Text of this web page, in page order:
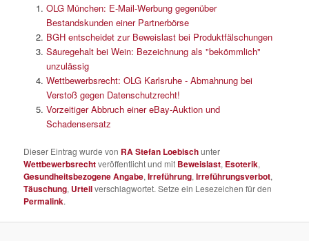
OLG München: E-Mail-Werbung gegenüber
Bestandskunden einer Partnerbörse
BGH entscheidet zur Beweislast bei Produktfälschungen
Säuregehalt bei Wein: Bezeichnung als "bekömmlich"
unzulässig
Wettbewerbsrecht: OLG Karlsruhe - Abmahnung bei
Verstoß gegen Datenschutzrecht!
Vorzeitiger Abbruch einer eBay-Auktion und
Schadensersatz
Dieser Eintrag wurde von RA Stefan Loebischunter
Wettbewerbsrechtveröffentlicht und mit Beweislast, Esoterik,
Gesundheitsbezogene Angabe,Irreführung,Irreführungsverbot,
Täuschung, Urteilverschlagwortet. Setze ein Lesezeichen für den
Permalink.